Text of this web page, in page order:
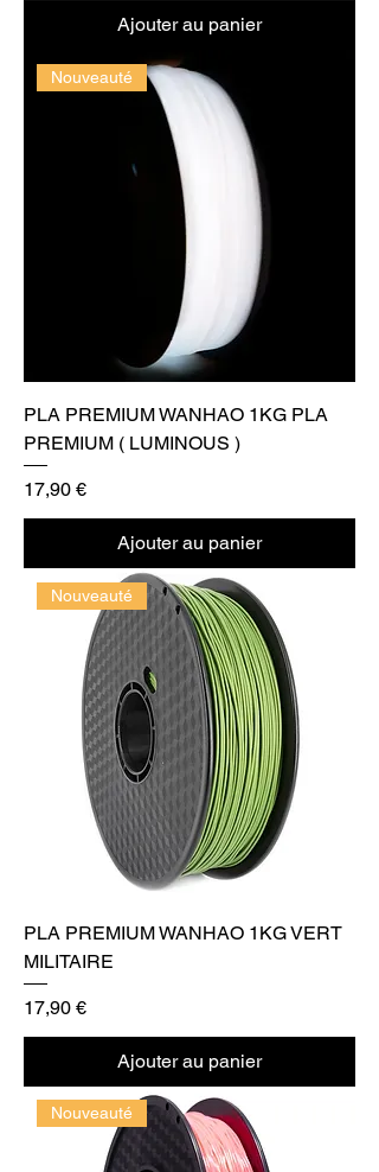
Ajouter au panier
Nouveauté
PLA PREMIUM WANHAO 1KG PLA
PREMIUM ( LUMINOUS )
Prix
17,90 €
Ajouter au panier
Nouveauté
PLA PREMIUM WANHAO 1KG VERT
MILITAIRE
Prix
17,90 €
Ajouter au panier
Nouveauté